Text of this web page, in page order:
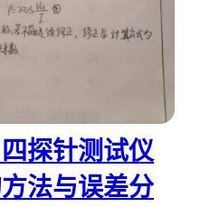
探针测试仪
法与误差分